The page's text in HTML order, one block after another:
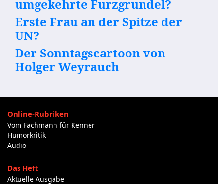
umgekehrte Furzgrundel?
Erste Frau an der Spitze der
UN?
Der Sonntagscartoon von
Holger Weyrauch
Online-Rubriken
Vom Fachmann für Kenner
Humorkritik
Audio
Das Heft
Aktuelle Ausgabe